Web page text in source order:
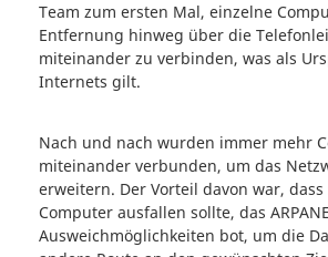
Team zum ersten Mal, einzelne
Entfernung hinweg über die
miteinander zu verbinden, was als
Internets gilt.
Nach und nach wurden immer mehr
miteinander verbunden, um das
erweitern. Der Vorteil davon war,
Computer ausfallen sollte, das
Ausweichmöglichkeiten bot, um die